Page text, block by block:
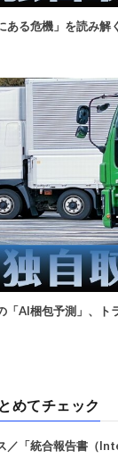
ある危機」を読み
「AI梱包予測」、
めてチェック
／「統合報告書（